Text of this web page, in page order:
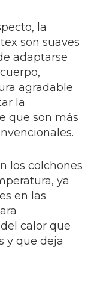
la
son suaves
adaptarse
agradable
la
que son más
los colchones
ya
en las
calor que
y que deja